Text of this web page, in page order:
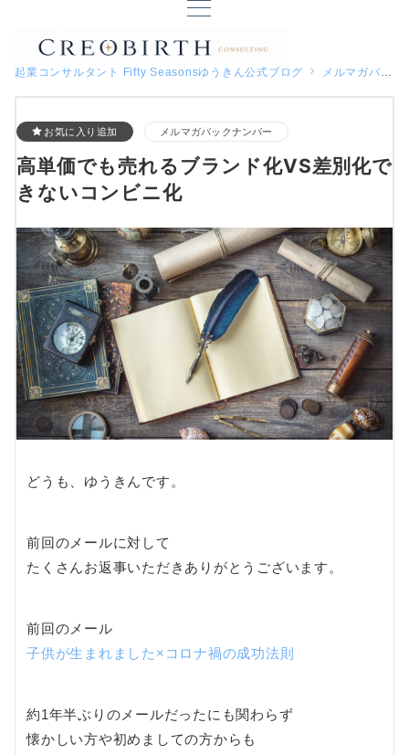
起業コンサルタント Fifty Seasonsゆうきん公式ブログ メルマガバックナンバー
お気に入り追加 メルマガバックナンバー
高単価でも売れるブランド化VS差別化で
きないコンビニ化
どうも、ゆうきんです。
前回のメールに対して
たくさんお返事いただきありがとうございます。
前回のメール
子供が生まれました×コロナ禍の成功法則
約1年半ぶりのメールだったにも関わらず
懐かしい方や初めましての方からも